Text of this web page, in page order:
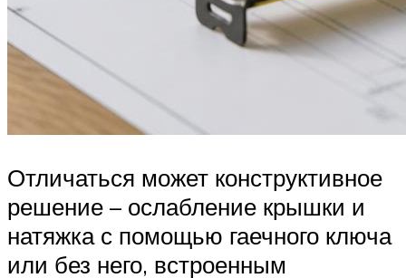
Отличаться может конструктивное
решение – ослабление крышки и
натяжка с помощью гаечного ключа
или без него, встроенным